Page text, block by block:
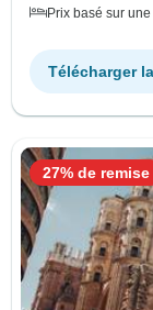
Prix basé sur
Télécharger
27% de remise